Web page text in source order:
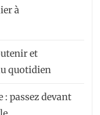
à
et
quotidien
: passez devant